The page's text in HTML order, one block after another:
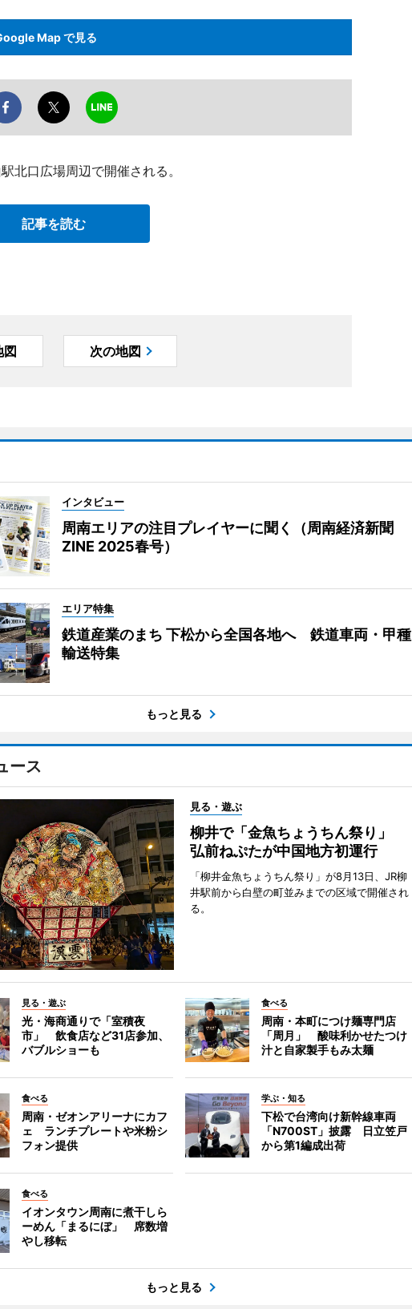
Map で見る
北口広場周辺で開催される。
記事を読む
図 次の地図
インタビュー
周南エリアの注目プレイヤーに聞く（周南経済新聞
ZINE 2025春号）
エリア特集
鉄道産業のまち 下松から全国各地へ 鉄道車両・甲種
輸送特集
もっと見る
ース
見る・遊ぶ
柳井で「金魚ちょうちん祭り」
弘前ねぷたが中国地方初運行
「柳井金魚ちょうちん祭り」が8月13日、JR柳
井駅前から白壁の町並みまでの区域で開催され
る。
見る・遊ぶ
光・海商通りで「室積夜
市」 飲食店など31店参加、
バブルショーも
食べる
周南・本町につけ麺専門店
「周月」 酸味利かせたつけ
汁と自家製手もみ太麺
食べる
周南・ゼオンアリーナにカフ
ェ ランチプレートや米粉シ
フォン提供
学ぶ・知る
下松で台湾向け新幹線車両
「N700ST」披露 日立笠戸
から第1編成出荷
食べる
イオンタウン周南に煮干しら
ーめん「まるにぼ」 席数増
やし移転
もっと見る